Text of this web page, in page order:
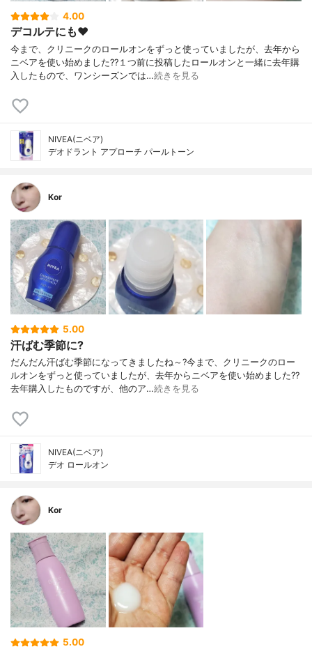
4.00
デコルテにも❤️
今まで、クリニークのロールオンをずっと使っていましたが、去年から
ニベアを使い始めました??１つ前に投稿したロールオンと一緒に去年購
入したもので、ワンシーズンでは…続きを見る
NIVEA(ニベア)
デオドラント アプローチ パールトーン
Kor
5.00
汗ばむ季節に?
だんだん汗ばむ季節になってきましたね～?今まで、クリニークのロー
ルオンをずっと使っていましたが、去年からニベアを使い始めました??
去年購入したものですが、他のア…続きを見る
NIVEA(ニベア)
デオ ロールオン
Kor
5.00